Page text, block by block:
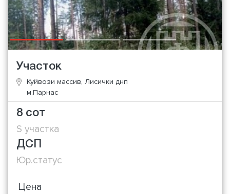
Участок
Куйвози массив, Лисички днп
м.Парнас
8 сот
S участка
ДСП
Юр.статус
Цена